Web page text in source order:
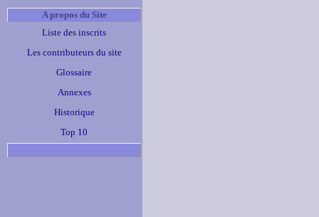
A propos du Site
Liste des inscrits
Les contributeurs du site
Glossaire
Annexes
Historique
Top 10